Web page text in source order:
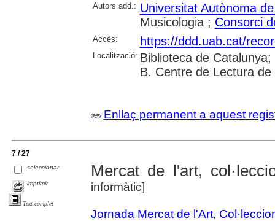
Autors add.: Universitat Autònoma
Musicologia ; Consorci
Accés: https://ddd.uab.cat/
Localització: Biblioteca de
B. Centre de Lectura de
Enllaç permanent a aquest
7 / 27
seleccionar
imprimir
Text complet
Mercat de l'art,
informàtic]
Jornada Mercat de l'Art,